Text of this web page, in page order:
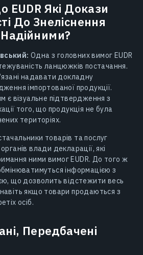
EUDR Які Докази
До Знеліснення
Одна з головних вимог EUDR
ланцюжків постачання.
надавати докладну
імпортованої продукції.
є візуальне підтвердження з
того, що продукція не була
територіях.
товарів та послуг
влади декларації, які
ними вимог EUDR. До того ж
інформацією з
що дозволить відстежити весь
якщо товари продаються з
осіб.
Передбачені